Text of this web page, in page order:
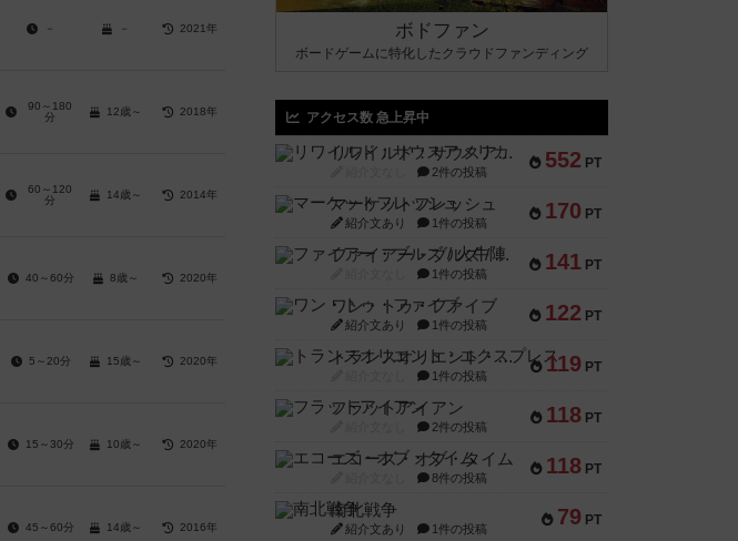
－ － 2021年
90～180
分
12歳～ 2018年
60～120
分
14歳～ 2014年
40～60分 8歳～ 2020年
5～20分 15歳～ 2020年
15～30分 10歳～ 2020年
45～60分 14歳～ 2016年
ボドファン
ボードゲームに特化したクラウドファンディング
アクセス数 急上昇中
552 PT
リワイルド：サウスアメリカ
2件の投稿
170 PT
マーケットフレッシュ
紹介文あり 1件の投稿
141 PT
ファイアー・ブルズ / 火牛陣
1件の投稿
122 PT
ワン・トゥ・ファイブ
紹介文あり 1件の投稿
119 PT
トランスオリエント・エクスプレス
1件の投稿
118 PT
フラットアイアン
2件の投稿
118 PT
エコーズ・オブ・タイム
8件の投稿
79 PT
南北戦争
紹介文あり 1件の投稿